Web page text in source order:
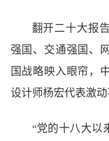
翻开二十大报
强国、交通强国、
国战略映入眼帘，
设计师杨宏代表激动
“党的十八大以